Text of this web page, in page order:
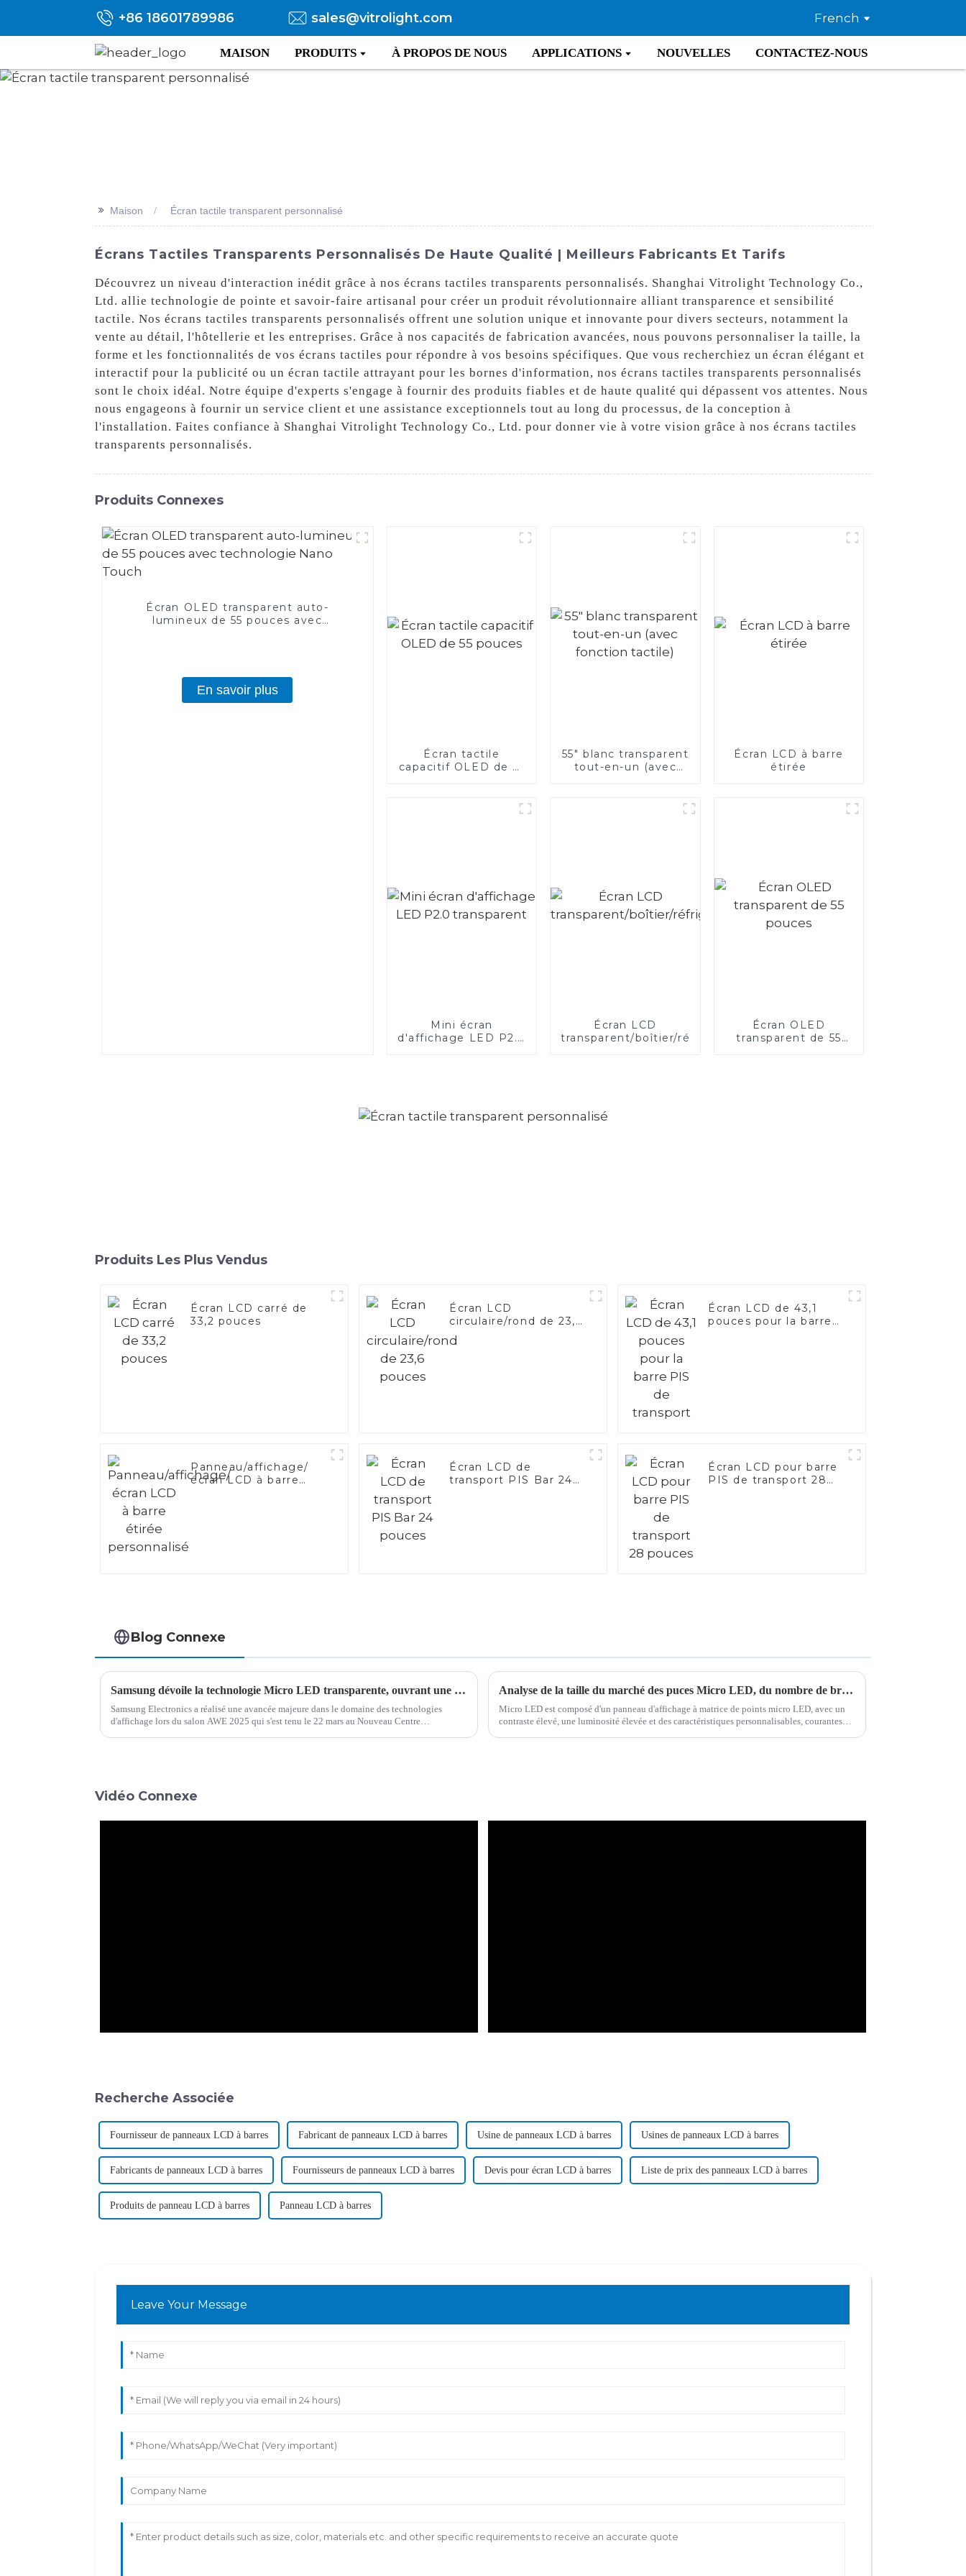
+86 18601789986 sales@vitrolight.com French
MAISON PRODUITS À PROPOS DE NOUS APPLICATIONS NOUVELLES CONTACTEZ-NOUS
>> Maison Écran tactile transparent personnalisé
Écrans Tactiles Transparents Personnalisés De Haute Qualité | Meilleurs Fabricants Et Tarifs
Découvrez un niveau d'interaction inédit grâce à nos écrans tactiles transparents personnalisés. Shanghai Vitrolight Technology Co.,
Ltd. allie technologie de pointe et savoir-faire artisanal pour créer un produit révolutionnaire alliant transparence et sensibilité
tactile. Nos écrans tactiles transparents personnalisés offrent une solution unique et innovante pour divers secteurs, notamment la
vente au détail, l'hôtellerie et les entreprises. Grâce à nos capacités de fabrication avancées, nous pouvons personnaliser la taille, la
forme et les fonctionnalités de vos écrans tactiles pour répondre à vos besoins spécifiques. Que vous recherchiez un écran élégant et
interactif pour la publicité ou un écran tactile attrayant pour les bornes d'information, nos écrans tactiles transparents personnalisés
sont le choix idéal. Notre équipe d'experts s'engage à fournir des produits fiables et de haute qualité qui dépassent vos attentes. Nous
nous engageons à fournir un service client et une assistance exceptionnels tout au long du processus, de la conception à
l'installation. Faites confiance à Shanghai Vitrolight Technology Co., Ltd. pour donner vie à votre vision grâce à nos écrans tactiles
transparents personnalisés.
Produits Connexes
Écran OLED transparent auto-
lumineux de 55 pouces avec
En savoir plus
Écran tactile
capacitif OLED de 55
55" blanc transparent
tout-en-un (avec
Écran LCD à barre
étirée
Mini écran
d'affichage LED P2.0
Écran LCD
transparent/boîtier/réfrigérateur
Écran OLED
transparent de 55
Produits Les Plus Vendus
Écran LCD carré de
33,2 pouces
Écran LCD
circulaire/rond de 23,6
pouces
Écran LCD de 43,1
pouces pour la barre
Panneau/affichage/
écran LCD à barre
Écran LCD de
transport PIS Bar 24
Écran LCD pour barre
PIS de transport 28
Blog Connexe
Samsung dévoile la technologie Micro LED transparente, ouvrant une nouvelle ère dans l'innovation en matière d'affichage
Samsung Electronics a réalisé une avancée majeure dans le domaine des technologies
d'affichage lors du salon AWE 2025 qui s'est tenu le 22 mars au Nouveau Centre
Analyse de la taille du marché des puces Micro LED, du nombre de brevets et des tendances de développement en 2024
Micro LED est composé d'un panneau d'affichage à matrice de points micro LED, avec un
contraste élevé, une luminosité élevée et des caractéristiques personnalisables, courantes
Vidéo Connexe
Recherche Associée
Fournisseur de panneaux LCD à barres Fabricant de panneaux LCD à barres Usine de panneaux LCD à barres Usines de panneaux LCD à barres
Fabricants de panneaux LCD à barres Fournisseurs de panneaux LCD à barres Devis pour écran LCD à barres Liste de prix des panneaux LCD à barres
Produits de panneau LCD à barres Panneau LCD à barres
Leave Your Message